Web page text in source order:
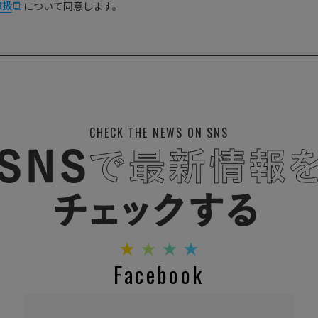
について同意します。
CHECK THE NEWS ON SNS
Facebook